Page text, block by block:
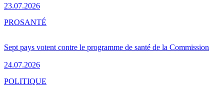
23.07.2026
Sept pays votent contre le programme de santé de la Commission
24.07.2026
PROSANTÉ
POLITIQUE